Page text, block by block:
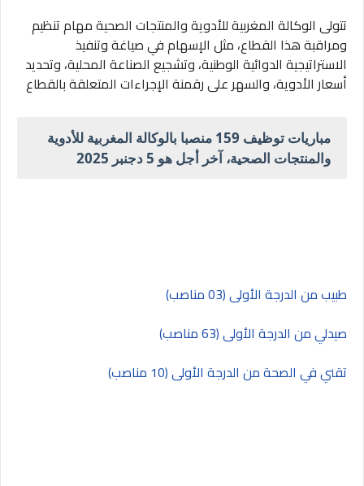
تتولى الوكالة المغربية للأدوية والمنتجات الصحية مهام تنظيم
ومراقبة هذا القطاع، مثل الإسهام في صياغة وتنفيذ
الاستراتيجية الدوائية الوطنية، وتشجيع الصناعة المحلية، وتحديد
أسعار الأدوية، والسهر على رقمنة الإجراءات المتعلقة بالقطاع
مباريات توظيف 159 منصبا بالوكالة المغربية للأدوية
والمنتجات الصحية، آخر أجل هو 5 دجنبر 2025
طبيب من الدرجة الأولى(03 مناصب)
صيدلي من الدرجة الأولى(63 مناصب)
تقني في الصحة من الدرجة الأولى(10 مناصب)